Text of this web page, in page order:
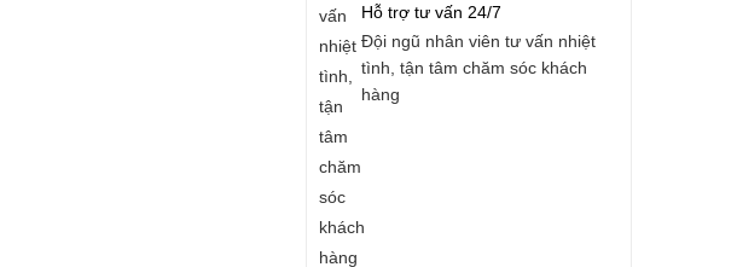
Hỗ trợ tư vấn 24/7
Đội ngũ nhân viên tư vấn nhiệt
tình, tận tâm chăm sóc khách
hàng